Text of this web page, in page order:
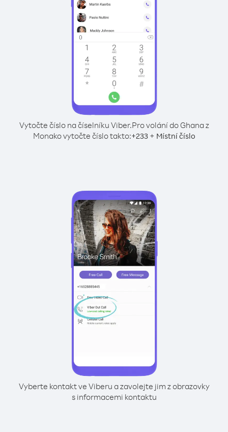
Vytočte číslo na číselníku Viber.Pro volání do Ghana z
Monako vytočte číslo takto:+233+ Místní číslo
Vyberte kontakt ve Viberu a zavolejte jim z obrazovky
s informacemi kontaktu